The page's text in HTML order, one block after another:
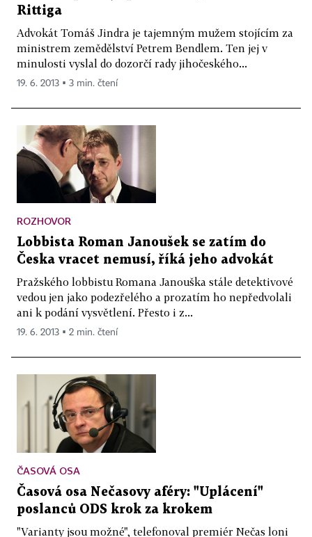
Rittiga
Advokát Tomáš Jindra je tajemným mužem stojícím za
ministrem zemědělství Petrem Bendlem. Ten jej v
minulosti vyslal do dozorčí rady jihočeského...
19. 6. 2013 ▪ 3 min. čtení
ROZHOVOR
Lobbista Roman Janoušek se zatím do
Česka vracet nemusí, říká jeho advokát
Pražského lobbistu Romana Janouška stále detektivové
vedou jen jako podezřelého a prozatím ho nepředvolali
ani k podání vysvětlení. Přesto i z...
19. 6. 2013 ▪ 2 min. čtení
ČASOVÁ OSA
Časová osa Nečasovy aféry: "Uplácení"
poslanců ODS krok za krokem
"Varianty jsou možné", telefonoval premiér Nečas loni